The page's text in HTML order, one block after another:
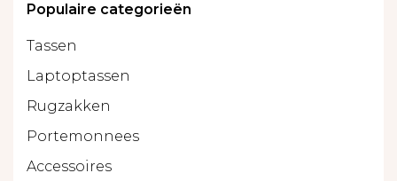
Populaire categorieën
Tassen
Laptoptassen
Rugzakken
Portemonnees
Accessoires